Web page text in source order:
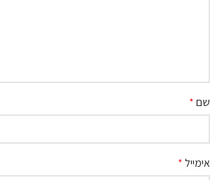
שם*
אימייל*